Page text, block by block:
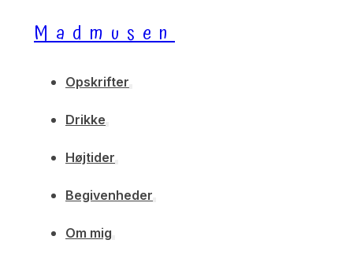
Madmusen
Opskrifter
Drikke
Højtider
Begivenheder
Om mig